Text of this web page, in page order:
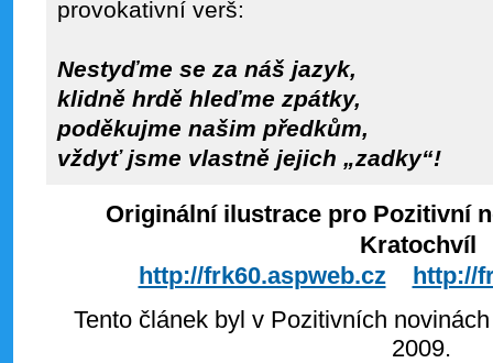
provokativní verš:
Nestyďme se za náš jazyk,
klidně hrdě hleďme zpátky,
poděkujme našim předkům,
vždyť jsme vlastně jejich „zadky“!
Originální ilustrace pro Pozitivní
Kratochvíl
http://frk60.aspweb.cz
http://
Tento článek byl v Pozitivních
2009.